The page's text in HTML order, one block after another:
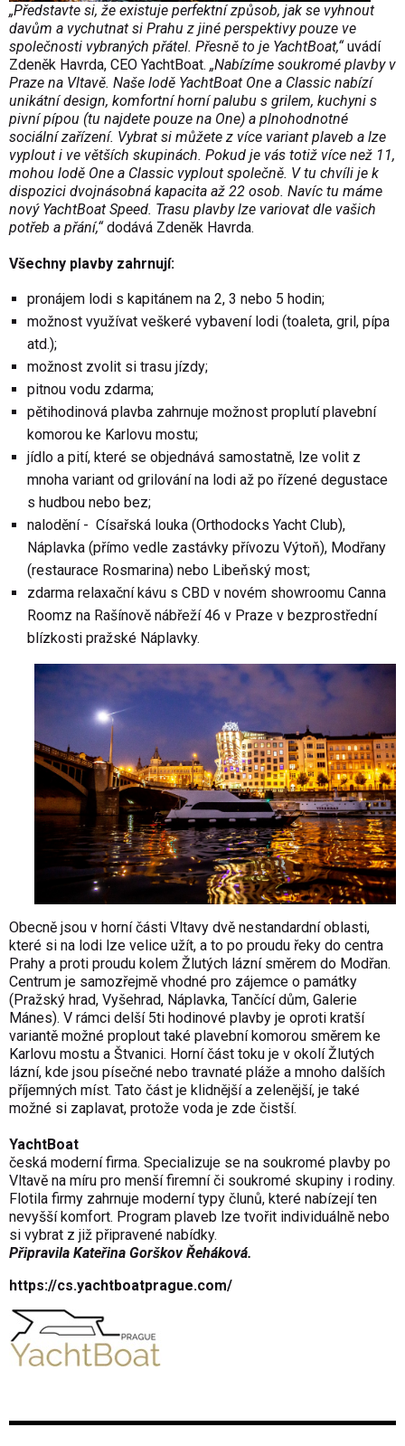
„Představte si, že existuje perfektní způsob, jak se vyhnout
davům a vychutnat si Prahu z jiné perspektivy pouze ve
společnosti vybraných přátel. Přesně to je YachtBoat,“uvádí
Zdeněk Havrda, CEO YachtBoat. „Nabízíme soukromé plavby v
Praze na Vltavě. Naše lodě YachtBoat One a Classic nabízí
unikátní design, komfortní horní palubu s grilem, kuchyni s
pivní pípou (tu najdete pouze na One) a plnohodnotné
sociální zařízení. Vybrat si můžete z více variant plaveb a lze
vyplout i ve větších skupinách. Pokud je vás totiž více než 11,
mohou lodě One a Classic vyplout společně. V tu chvíli je k
dispozici dvojnásobná kapacita až 22 osob. Navíc tu máme
nový YachtBoat Speed. Trasu plavby lze variovat dle vašich
potřeb a přání,“dodává Zdeněk Havrda.
Všechny plavby zahrnují:
pronájem lodi s kapitánem na 2, 3 nebo 5 hodin;
možnost využívat veškeré vybavení lodi (toaleta, gril, pípa
atd.);
možnost zvolit si trasu jízdy;
pitnou vodu zdarma;
pětihodinová plavba zahrnuje možnost proplutí plavební
komorou ke Karlovu mostu;
jídlo a pití, které se objednává samostatně, lze volit z
mnoha variant od grilování na lodi až po řízené degustace
s hudbou nebo bez;
nalodění - Císařská louka (Orthodocks Yacht Club),
Náplavka (přímo vedle zastávky přívozu Výtoň), Modřany
(restaurace Rosmarina) nebo Libeňský most;
zdarma relaxační kávu s CBD v novém showroomu Canna
Roomz na Rašínově nábřeží 46 v Praze v bezprostřední
blízkosti pražské Náplavky.
Obecně jsou v horní části Vltavy dvě nestandardní oblasti,
které si na lodi lze velice užít, a to po proudu řeky do centra
Prahy a proti proudu kolem Žlutých lázní směrem do Modřan.
Centrum je samozřejmě vhodné pro zájemce o památky
(Pražský hrad, Vyšehrad, Náplavka, Tančící dům, Galerie
Mánes). V rámci delší 5ti hodinové plavby je oproti kratší
variantě možné proplout také plavební komorou směrem ke
Karlovu mostu a Štvanici. Horní část toku je v okolí Žlutých
lázní, kde jsou písečné nebo travnaté pláže a mnoho dalších
příjemných míst. Tato část je klidnější a zelenější, je také
možné si zaplavat, protože voda je zde čistší.
YachtBoat
česká moderní firma. Specializuje se na soukromé plavby po
Vltavě na míru pro menší firemní či soukromé skupiny i rodiny.
Flotila firmy zahrnuje moderní typy člunů, které nabízejí ten
nevyšší komfort. Program plaveb lze tvořit individuálně nebo
si vybrat z již připravené nabídky.
Připravila Kateřina Gorškov Řeháková.
https://cs.yachtboatprague.com/